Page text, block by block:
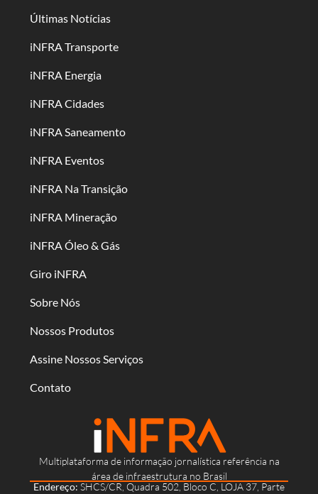
Multiplataforma de informação jornalística referência na
área de infraestrutura no Brasil
Endereço: SHCS/CR, Quadra 502, Bloco C, LOJA 37, Parte
Últimas Notícias
iNFRA Transporte
iNFRA Energia
iNFRA Cidades
iNFRA Saneamento
iNFRA Eventos
iNFRA Na Transição
iNFRA Mineração
iNFRA Óleo & Gás
Giro iNFRA
Sobre Nós
Nossos Produtos
Assine Nossos Serviços
Contato